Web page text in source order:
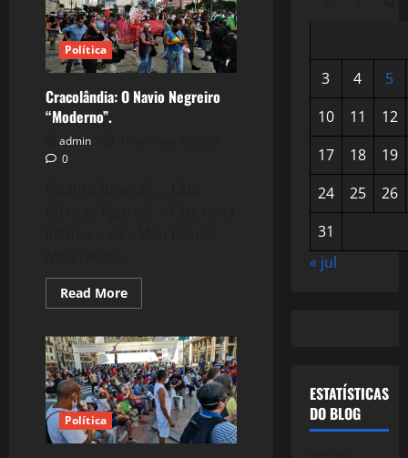
Política
Cracolândia: O Navio Negreiro
“Moderno”.
admin
0
Read MoreRead
more
O
Navio
Negreiro
“Moderno”.
Política
3 4
5
10
11
12
17
18
19
24
25
26
31
« jul
ESTATÍSTICAS
DO BLOG